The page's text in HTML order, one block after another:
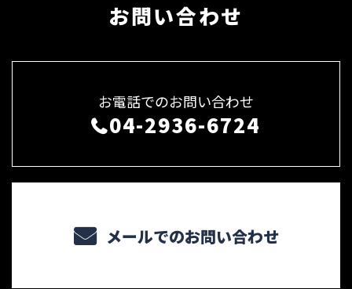
お問い合わせ
お電話でのお問い合わせ
04-2936-6724
メールでのお問い合わせ